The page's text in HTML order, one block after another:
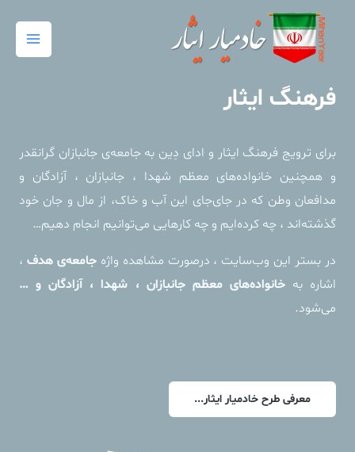
فرهنگ ایثار
برای ترویج فرهنگ ایثار و ادای دِین به جامعه‌ی جانبازان گرانقدر
و همچنین خانواده‌های معظم شهدا ، جانبازان ، آزادگان و
مدافعان وطن که در جای‌جای این آب و خاک، از مال و جان خود
گذشته‌اند ، ‌چه کرده‌‌ایم و چه کارهایی می‌توانیم انجام دهیم…
در بستر این وب‌سایت ، درصورت مشاهده واژهجامعه‌ی هدف ،
اشاره بهخانواده‌های معظم جانبازان ، شهدا ، آزادگان و …
می‌شود.
معرفی طرح خادمیار ایثار...